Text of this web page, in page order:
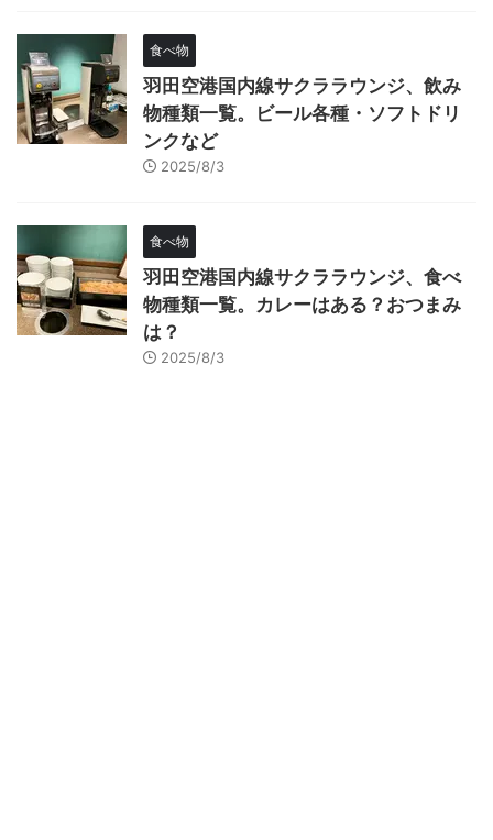
食べ物
羽田空港国内線サクララウンジ、飲み
物種類一覧。ビール各種・ソフトドリ
ンクなど
2025/8/3
食べ物
羽田空港国内線サクララウンジ、食べ
物種類一覧。カレーはある？おつまみ
は？
2025/8/3